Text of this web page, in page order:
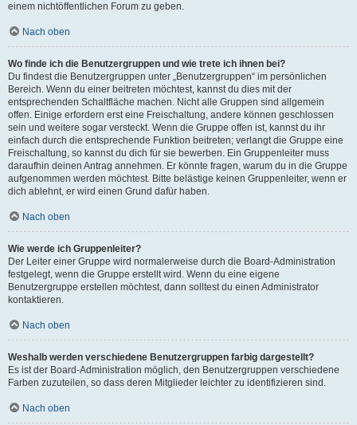
einem nichtöffentlichen Forum zu geben.
Nach oben
Wo finde ich die Benutzergruppen und wie trete ich ihnen bei?
Du findest die Benutzergruppen unter „Benutzergruppen“ im persönlichen
Bereich. Wenn du einer beitreten möchtest, kannst du dies mit der
entsprechenden Schaltfläche machen. Nicht alle Gruppen sind allgemein
offen. Einige erfordern erst eine Freischaltung, andere können geschlossen
sein und weitere sogar versteckt. Wenn die Gruppe offen ist, kannst du ihr
einfach durch die entsprechende Funktion beitreten; verlangt die Gruppe eine
Freischaltung, so kannst du dich für sie bewerben. Ein Gruppenleiter muss
daraufhin deinen Antrag annehmen. Er könnte fragen, warum du in die Gruppe
aufgenommen werden möchtest. Bitte belästige keinen Gruppenleiter, wenn er
dich ablehnt, er wird einen Grund dafür haben.
Nach oben
Wie werde ich Gruppenleiter?
Der Leiter einer Gruppe wird normalerweise durch die Board-Administration
festgelegt, wenn die Gruppe erstellt wird. Wenn du eine eigene
Benutzergruppe erstellen möchtest, dann solltest du einen Administrator
kontaktieren.
Nach oben
Weshalb werden verschiedene Benutzergruppen farbig dargestellt?
Es ist der Board-Administration möglich, den Benutzergruppen verschiedene
Farben zuzuteilen, so dass deren Mitglieder leichter zu identifizieren sind.
Nach oben